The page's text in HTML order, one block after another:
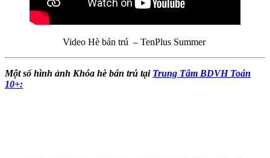
Video Hè bán trú – TenPlus Summer
Một số hình ảnh Khóa hè bán trú tại Trung Tâm BDVH Toán
10+: